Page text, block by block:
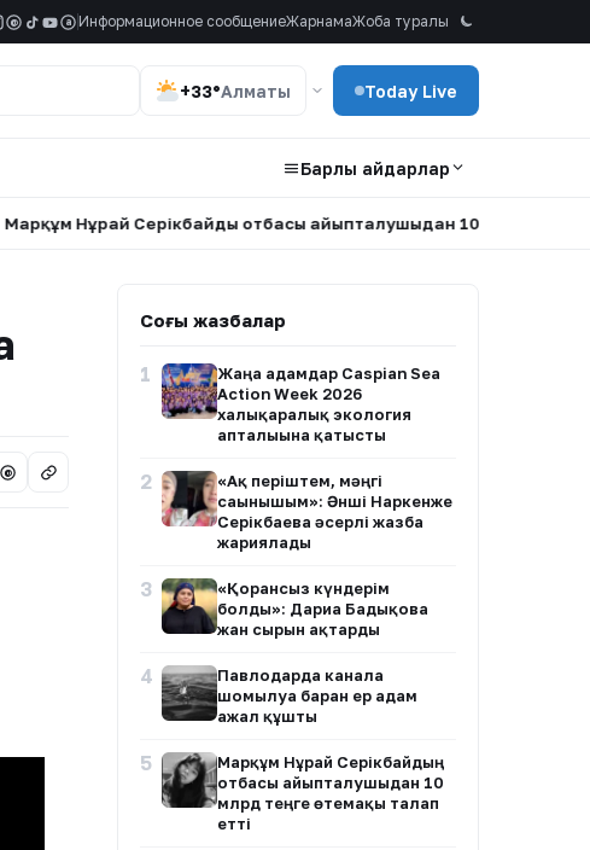
@ a Информационное сообщениеЖарнамаЖоба туралы
+33°Алматы Today Live
Барлық айдарлар
Нұрай Серікбайдың отбасы айыпталушыдан 10 млрд теңге
@
Соңғы жазбалар
1
Жаңа адамдар Caspian Sea
Action Week 2026
халықаралық экология
апталығына қатысты
2
«Ақ періштем, мәңгі
сағынышым»: Әнші Наркенже
Серікбаева әсерлі жазба
жариялады
3
«Қорғансыз күндерім
болды»: Дариға Бадықова
жан сырын ақтарды
4
Павлодарда каналға
шомылуға барған ер адам
ажал құшты
5
Марқұм Нұрай Серікбайдың
отбасы айыпталушыдан 10
млрд теңге өтемақы талап
етті